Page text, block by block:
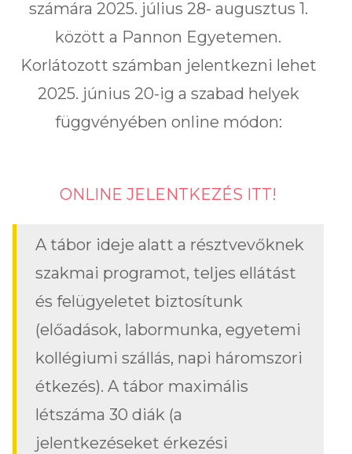
számára 2025. július 28- augusztus 1.
között a Pannon Egyetemen.
Korlátozott számban jelentkezni lehet
2025. június 20-ig a szabad helyek
függvényében online módon:
ONLINE JELENTKEZÉS ITT!
A tábor ideje alatt a résztvevőknek
szakmai programot, teljes ellátást
és felügyeletet biztosítunk
(előadások, labormunka, egyetemi
kollégiumi szállás, napi háromszori
étkezés). A tábor maximális
létszáma 30 diák (a
jelentkezéseket érkezési